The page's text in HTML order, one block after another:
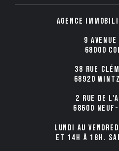
Agence
9 avenue
68000
38 rue
68920
2 rue de
68600 NEUF-
Lundi au
et 14h à 18h.